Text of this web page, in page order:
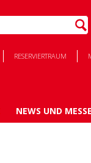
RESERVIERTRAUM
NEWS UND